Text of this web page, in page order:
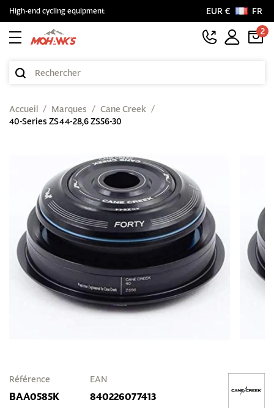
High-end cycling equipment EUR €
FR
2
Accueil Marques
Cane Creek
40-Series ZS44-28,6 ZS56-30
Référence
BAA0585K
EAN
840226077413